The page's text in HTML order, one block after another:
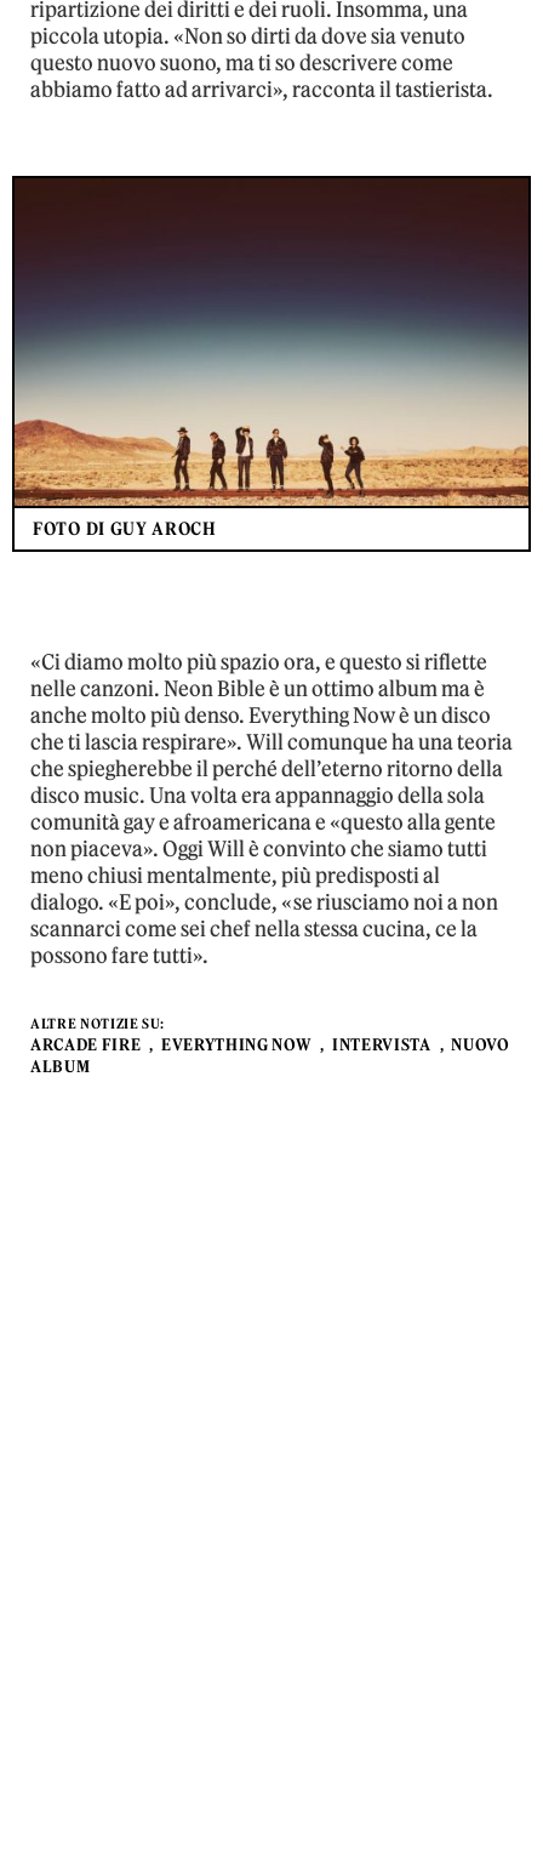
ripartizione dei diritti e dei ruoli. Insomma, una
piccola utopia. «Non so dirti da dove sia venuto
questo nuovo suono, ma ti so descrivere come
abbiamo fatto ad arrivarci», racconta il tastierista.
FOTO DI GUY AROCH
«Ci diamo molto più spazio ora, e questo si riflette
nelle canzoni. Neon Bible è un ottimo album ma è
anche molto più denso. Everything Now è un disco
che ti lascia respirare». Will comunque ha una teoria
che spiegherebbe il perché dell’eterno ritorno della
disco music. Una volta era appannaggio della sola
comunità gay e afroamericana e «questo alla gente
non piaceva». Oggi Will è convinto che siamo tutti
meno chiusi mentalmente, più predisposti al
dialogo. «E poi», conclude, «se riusciamo noi a non
scannarci come sei chef nella stessa cucina, ce la
possono fare tutti».
ALTRE NOTIZIE SU:
ARCADE FIRE EVERYTHING NOW INTERVISTA
NUOVO
ALBUM